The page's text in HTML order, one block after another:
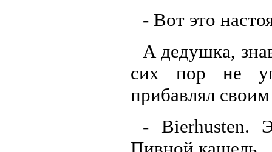
- Вот это
А дедушка,
сих пор не
прибавлял
- Bierhusten.